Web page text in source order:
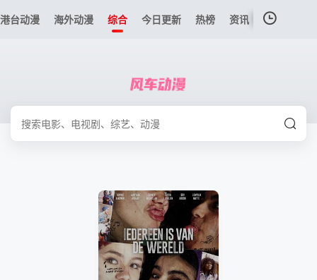
港台动漫 海外动漫 综合 今日更新 热榜 资讯